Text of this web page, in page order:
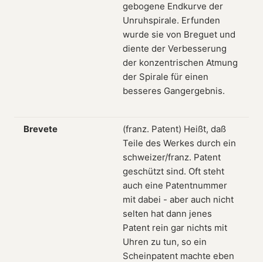
gebogene Endkurve der
Unruhspirale. Erfunden
wurde sie von Breguet und
diente der Verbesserung
der konzentrischen Atmung
der Spirale für einen
besseres Gangergebnis.
Brevete
(franz. Patent) Heißt, daß
Teile des Werkes durch ein
schweizer/franz. Patent
geschützt sind. Oft steht
auch eine Patentnummer
mit dabei - aber auch nicht
selten hat dann jenes
Patent rein gar nichts mit
Uhren zu tun, so ein
Scheinpatent machte eben